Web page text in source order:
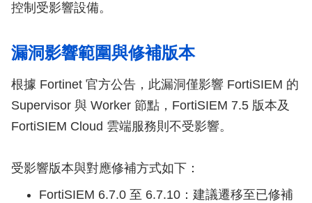
控制受影響設備。
漏洞影響範圍與修補版本
根據 Fortinet 官方公告，此漏洞僅影響 FortiSIEM 的
Supervisor 與 Worker 節點，FortiSIEM 7.5 版本及
FortiSIEM Cloud 雲端服務則不受影響。
受影響版本與對應修補方式如下：
FortiSIEM 6.7.0 至 6.7.10：建議遷移至已修補